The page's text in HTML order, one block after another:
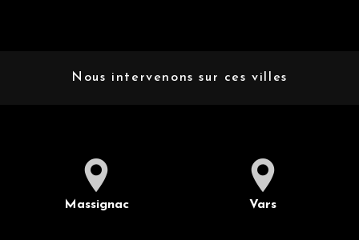
Nous intervenons sur ces villes
Massignac Vars